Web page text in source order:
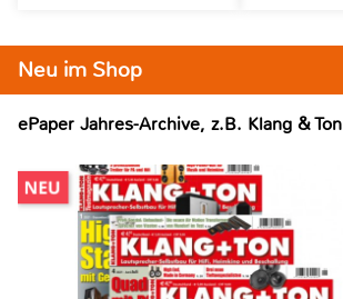
Neu im Shop
ePaper Jahres-Archive, z.B. Klang & Ton